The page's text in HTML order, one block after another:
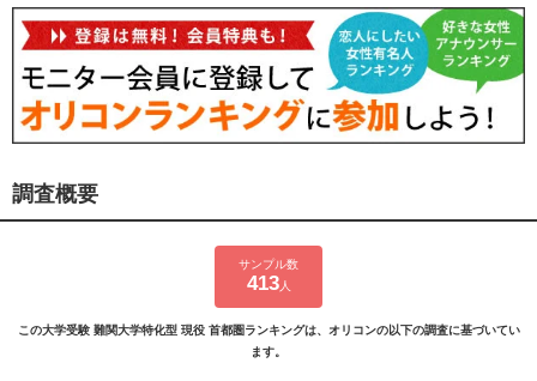
調査概要
サンプル数
413人
この大学受験 難関大学特化型 現役 首都圏ランキングは、オリコンの以下の調査に基づいてい
ます。